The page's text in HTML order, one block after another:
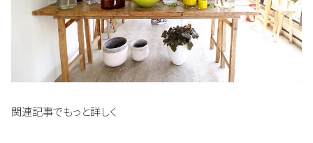
関連記事でもっと詳しく